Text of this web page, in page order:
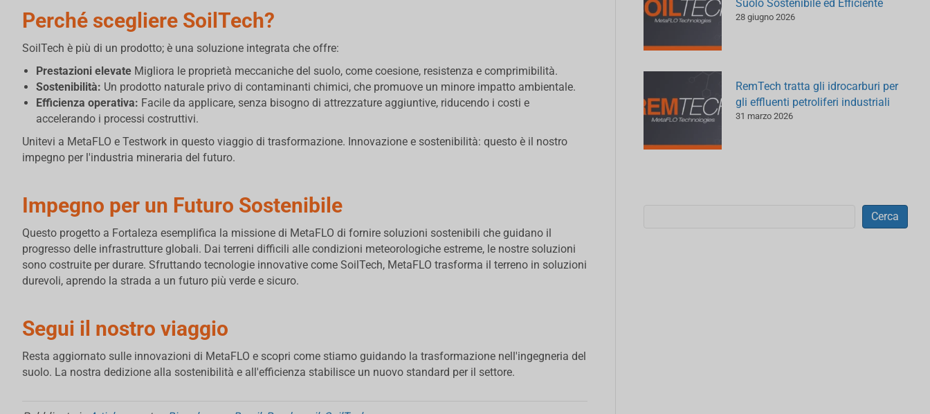
Perché scegliere SoilTech?
SoilTech è più di un prodotto; è una soluzione integrata che offre:
Prestazioni elevate Migliora le proprietà meccaniche del suolo, come coesione, resistenza e comprimibilità.
Sostenibilità: Un prodotto naturale privo di contaminanti chimici, che promuove un minore impatto ambientale.
Efficienza operativa: Facile da applicare, senza bisogno di attrezzature aggiuntive, riducendo i costi e
accelerando i processi costruttivi.
Unitevi a MetaFLO e Testwork in questo viaggio di trasformazione. Innovazione e sostenibilità: questo è il nostro
impegno per l'industria mineraria del futuro.
Impegno per un Futuro Sostenibile
Questo progetto a Fortaleza esemplifica la missione di MetaFLO di fornire soluzioni sostenibili che guidano il
progresso delle infrastrutture globali. Dai terreni difficili alle condizioni meteorologiche estreme, le nostre soluzioni
sono costruite per durare. Sfruttando tecnologie innovative come SoilTech, MetaFLO trasforma il terreno in soluzioni
durevoli, aprendo la strada a un futuro più verde e sicuro.
Segui il nostro viaggio
Resta aggiornato sulle innovazioni di MetaFLO e scopri come stiamo guidando la trasformazione nell'ingegneria del
suolo. La nostra dedizione alla sostenibilità e all'efficienza stabilisce un nuovo standard per il settore.
Suolo Sostenibile ed Efficiente
28 giugno 2026
RemTech tratta gli idrocarburi per
gli effluenti petroliferi industriali
31 marzo 2026
Cerca